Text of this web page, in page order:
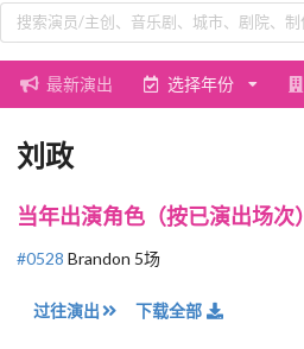
最新演出 选择年份
刘政
当年出演角色（按已演出场次）
#0528 Brandon 5场
过往演出 下载全部